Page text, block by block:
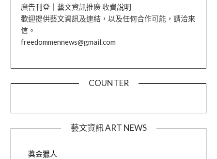
廣告刊登｜藝文資訊推廣 收費說明
歡迎提供藝文資訊及連結，以及任何合作可能，請洽來
信。
freedommennews@gmail.com
COUNTER
藝文資訊 ART NEWS
獎金獵人